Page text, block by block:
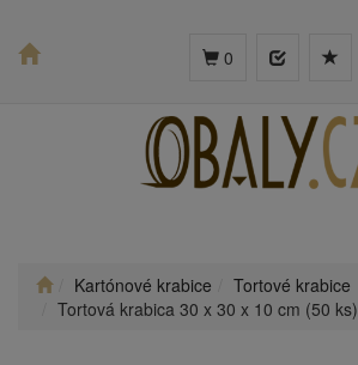
0
Kartónové krabice
Tortové krabice
Tortová krabica 30 x 30 x 10 cm (50 ks)